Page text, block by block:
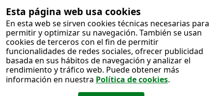
Esta página web usa cookies
En esta web se sirven cookies técnicas necesarias para
permitir y optimizar su navegación. También se usan
cookies de terceros con el fin de permitir
funcionalidades de redes sociales, ofrecer publicidad
basada en sus hábitos de navegación y analizar el
rendimiento y tráfico web. Puede obtener más
información en nuestra Política de cookies.